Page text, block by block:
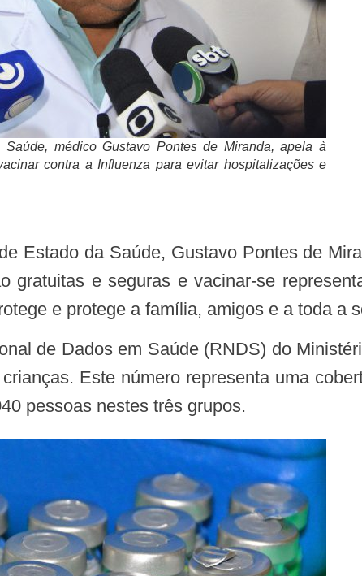
médico Gustavo Pontes de Miranda, apela à
contra a Influenza para evitar hospitalizações e
Estado da Saúde, Gustavo Pontes de
gratuitas e seguras e vacinar-se
e protege a família, amigos e a toda a
Este número representa uma
pessoas nestes três grupos.